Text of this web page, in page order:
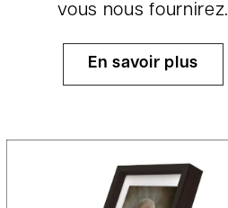
vous nous fournirez.
En savoir plus